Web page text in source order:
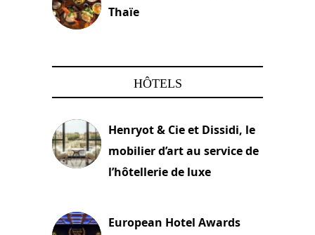
Thaïe
HÔTELS
Henryot & Cie et Dissidi, le
mobilier d’art au service de
l’hôtellerie de luxe
European Hotel Awards